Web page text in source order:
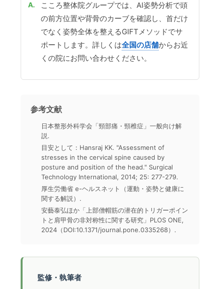
こころ整体院グループでは、AI姿勢分析で頭
の前方位置や背骨のカーブを確認し、首だけ
でなく姿勢全体を整えるGIFTメソッドでサ
ポートします。詳しくは全国の店舗からお近
くの院にお問い合わせください。
参考文献
日本整形外科学会「頸部痛・頸椎症」一般向け解
説.
目安として：Hansraj KK. "Assessment of
stresses in the cervical spine caused by
posture and position of the head." Surgical
Technology International, 2014; 25: 277-279.
厚生労働省 e-ヘルスネット（運動・姿勢と健康に
関する解説）.
安藝泰弘ほか「上部僧帽筋の潜在的トリガーポイン
トと肩甲骨の非対称性に関する研究」PLOS ONE,
2024（DOI:10.1371/journal.pone.0335268）.
監修・執筆者